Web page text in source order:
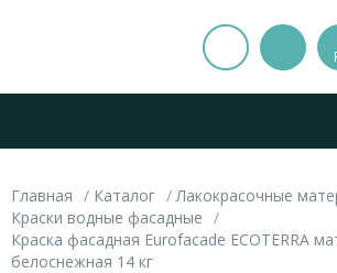
Главная Каталог
Лакокрасочные
Краски водные фасадные
Краска фасадная Eurofacade ECOTERRA
белоснежная 14 кг